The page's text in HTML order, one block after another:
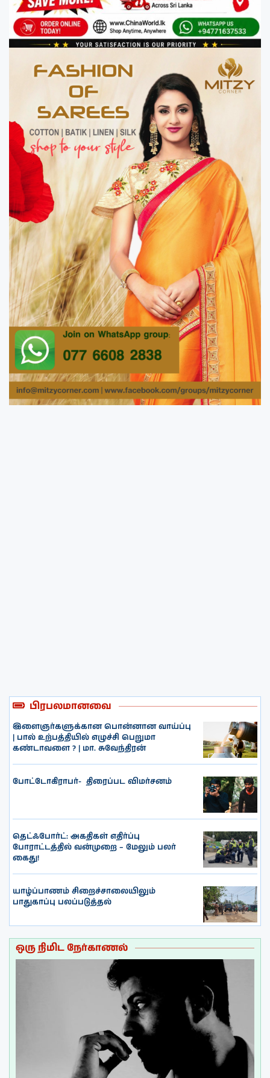
பிரபலமானவை
இளைஞர்களுக்கான பொன்னான வாய்ப்பு
| பால் உற்பத்தியில் எழுச்சி பெறுமா
கண்டாவளை ? | மா. சுவேந்திரன்
போட்டோகிராபர்- ‌ திரைப்பட விமர்சனம்
தெட்ஃபோர்ட்: அகதிகள் எதிர்ப்பு
போராட்டத்தில் வன்முறை – மேலும் பலர்
கைது!
யாழ்ப்பாணம் சிறைச்சாலையிலும்
பாதுகாப்பு பலப்படுத்தல்
ஒரு நிமிட நேர்காணல்